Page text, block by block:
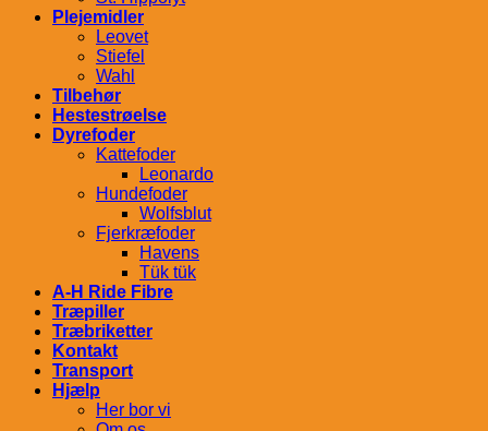
Plejemidler
Leovet
Stiefel
Wahl
Tilbehør
Hestestrøelse
Dyrefoder
Kattefoder
Leonardo
Hundefoder
Wolfsblut
Fjerkræfoder
Havens
Tük tük
A-H Ride Fibre
Træpiller
Træbriketter
Kontakt
Transport
Hjælp
Her bor vi